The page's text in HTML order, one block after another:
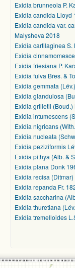
Exidia brunneola P.
Exidia candida Lloyd
Exidia candida var.
Malysheva 2018
Exidia cartilaginea
Exidia
Exidia friesiana P.
Exidia fulva Bres. &
Exidia gemmata
Exidia glandulosa
Exidia grilletii (Boud.)
Exidia intumescens
Exidia nigricans
Exidia nucleata
Exidia peziziformis
Exidia pithya (Alb. &
Exidia plana Donk
Exidia recisa (Ditmar)
Exidia repanda Fr.
Exidia saccharina
Exidia thuretiana
Exidia tremelloides